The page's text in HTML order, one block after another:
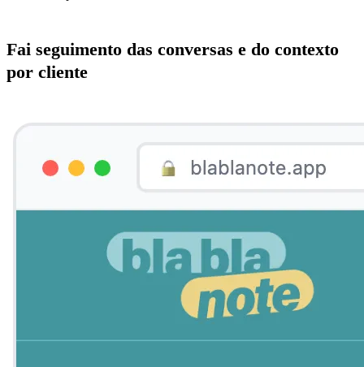
Fai seguimento das conversas e do contexto
por cliente